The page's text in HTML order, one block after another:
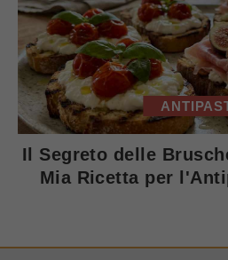
Il Segreto delle
Mia Ricetta per